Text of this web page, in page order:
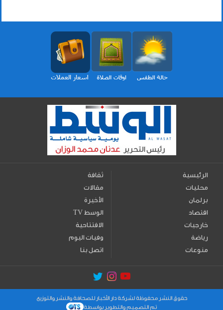
الرئيسية
محليات
برلمان
اقتصاد
خارجيات
رياضة
منوعات
ثقافة
مقالات
الأخيرة
TV الوسط
الافتتاحية
وفيات اليوم
اتصل بنا
حقوق النشر محفوظة لشركة دار الأخبار للصحافة والنشر والتوزيع
تم التصميم والتطوير بواسطة